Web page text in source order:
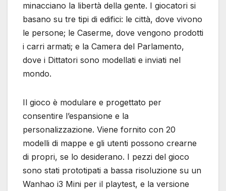
minacciano la libertà della gente. I giocatori si
basano su tre tipi di edifici: le città, dove vivono
le persone; le Caserme, dove vengono prodotti
i carri armati; e la Camera del Parlamento,
dove i Dittatori sono modellati e inviati nel
mondo.
Il gioco è modulare e progettato per
consentire l’espansione e la
personalizzazione. Viene fornito con 20
modelli di mappe e gli utenti possono crearne
di propri, se lo desiderano. I pezzi del gioco
sono stati prototipati a bassa risoluzione su un
Wanhao i3 Mini per il playtest, e la versione